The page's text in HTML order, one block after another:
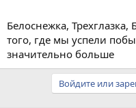
Белоснежка,
того, где мы успели
значительно больше
Войдите или